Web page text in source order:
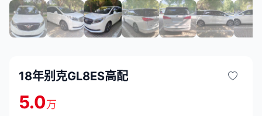
18年别克GL8ES高配
5.0万